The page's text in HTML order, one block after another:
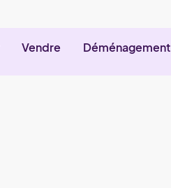
Vendre Déménagement